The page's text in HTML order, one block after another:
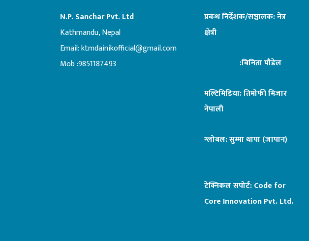
N.P. Sanchar Pvt. Ltd
Kathmandu, Nepal
Email:ktmdainikofficial@gmail.com
Mob :9851187493
प्रबन्ध निर्देशक/सञ्चालक: नेत्र
क्षेत्री
:बिनिता पौडेल
मल्टिमिडिया: तिमोफी मिजार
नेपाली
ग्लोबल: सुम्मा थापा (जापान)
टेक्निकल सपोर्ट:Code for
Core Innovation Pvt. Ltd.